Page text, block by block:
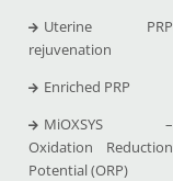
Uterine PRP
rejuvenation
Enriched PRP
MiOXSYS –
Oxidation Reduction
Potential (ORP)